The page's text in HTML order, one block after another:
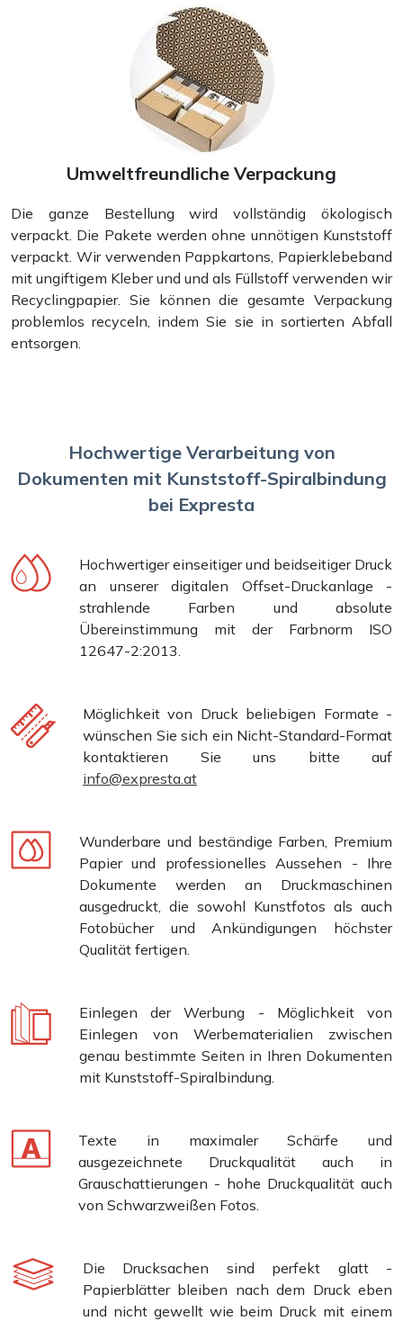
Umweltfreundliche Verpackung
Die ganze Bestellung wird vollständig ökologisch
verpackt. Die Pakete werden ohne unnötigen Kunststoff
verpackt. Wir verwenden Pappkartons, Papierklebeband
mit ungiftigem Kleber und und als Füllstoff verwenden wir
Recyclingpapier. Sie können die gesamte Verpackung
problemlos recyceln, indem Sie sie in sortierten Abfall
entsorgen.
Hochwertige Verarbeitung von
Dokumenten mit Kunststoff-Spiralbindung
bei Expresta
Hochwertiger einseitiger und beidseitiger Druck
an unserer digitalen Offset-Druckanlage -
strahlende Farben und absolute
Übereinstimmung mit der Farbnorm ISO
12647-2:2013.
Möglichkeit von Druck beliebigen Formate -
wünschen Sie sich ein Nicht-Standard-Format
kontaktieren Sie uns bitte auf
info@expresta.at
Wunderbare und beständige Farben, Premium
Papier und professionelles Aussehen - Ihre
Dokumente werden an Druckmaschinen
ausgedruckt, die sowohl Kunstfotos als auch
Fotobücher und Ankündigungen höchster
Qualität fertigen.
Einlegen der Werbung - Möglichkeit von
Einlegen von Werbematerialien zwischen
genau bestimmte Seiten in Ihren Dokumenten
mit Kunststoff-Spiralbindung.
Texte in maximaler Schärfe und
ausgezeichnete Druckqualität auch in
Grauschattierungen - hohe Druckqualität auch
von Schwarzweißen Fotos.
Die Drucksachen sind perfekt glatt -
Papierblätter bleiben nach dem Druck eben
und nicht gewellt wie beim Druck mit einem